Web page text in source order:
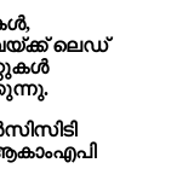
ലെഡ്
സിസിടി
എപി